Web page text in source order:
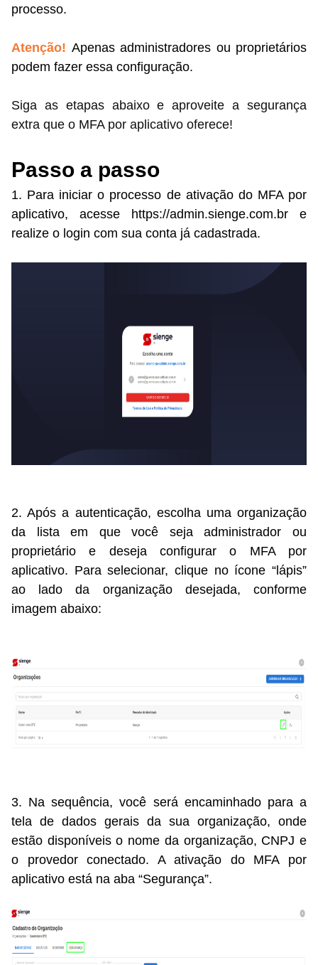
processo.
Atenção! Apenas administradores ou proprietários
podem fazer essa configuração.
Siga as etapas abaixo e aproveite a segurança
extra que o MFA por aplicativo oferece!
Passo a passo
1. Para iniciar o processo de ativação do MFA por
aplicativo, acesse https://admin.sienge.com.br e
realize o login com sua conta já cadastrada.
2. Após a autenticação, escolha uma organização
da lista em que você seja administrador ou
proprietário e deseja configurar o MFA por
aplicativo. Para selecionar, clique no ícone “lápis”
ao lado da organização desejada, conforme
imagem abaixo:
3. Na sequência, você será encaminhado para a
tela de dados gerais da sua organização, onde
estão disponíveis o nome da organização, CNPJ e
o provedor conectado. A ativação do MFA por
aplicativo está na aba “Segurança”.